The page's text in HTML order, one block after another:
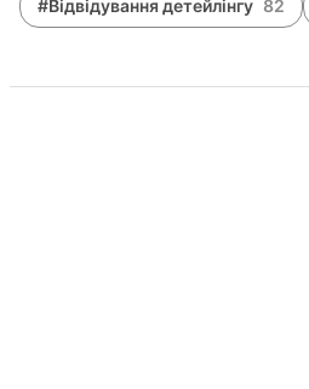
#Відвідування детейлінгу 82